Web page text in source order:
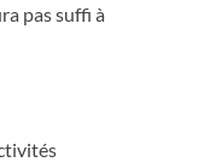
pas suffi à